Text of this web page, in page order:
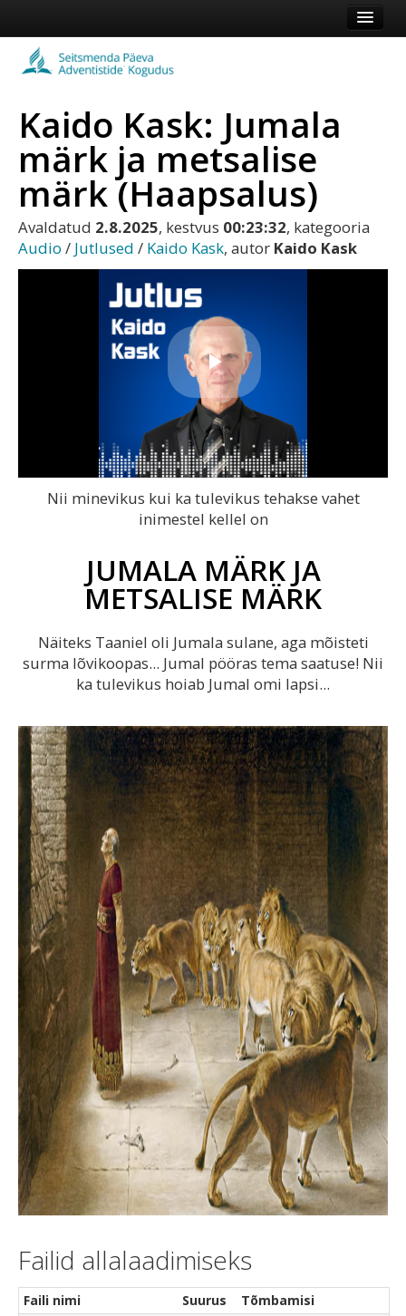
Koduleht
Vaata veel
Logi sisse või registreeru
Kaido Kask: Jumala
märk ja metsalise
märk (Haapsalus)
Avaldatud 2.8.2025, kestvus 00:23:32, kategooria
Audio / Jutlused / Kaido Kask, autor Kaido Kask
Play
Video
Nii minevikus kui ka tulevikus tehakse vahet
inimestel kellel on
JUMALA MÄRK JA
METSALISE MÄRK
Näiteks Taaniel oli Jumala sulane, aga mõisteti
surma lõvikoopas... Jumal pööras tema saatuse! Nii
ka tulevikus hoiab Jumal omi lapsi...
Failid allalaadimiseks
Faili nimi Suurus
Tõmbamisi